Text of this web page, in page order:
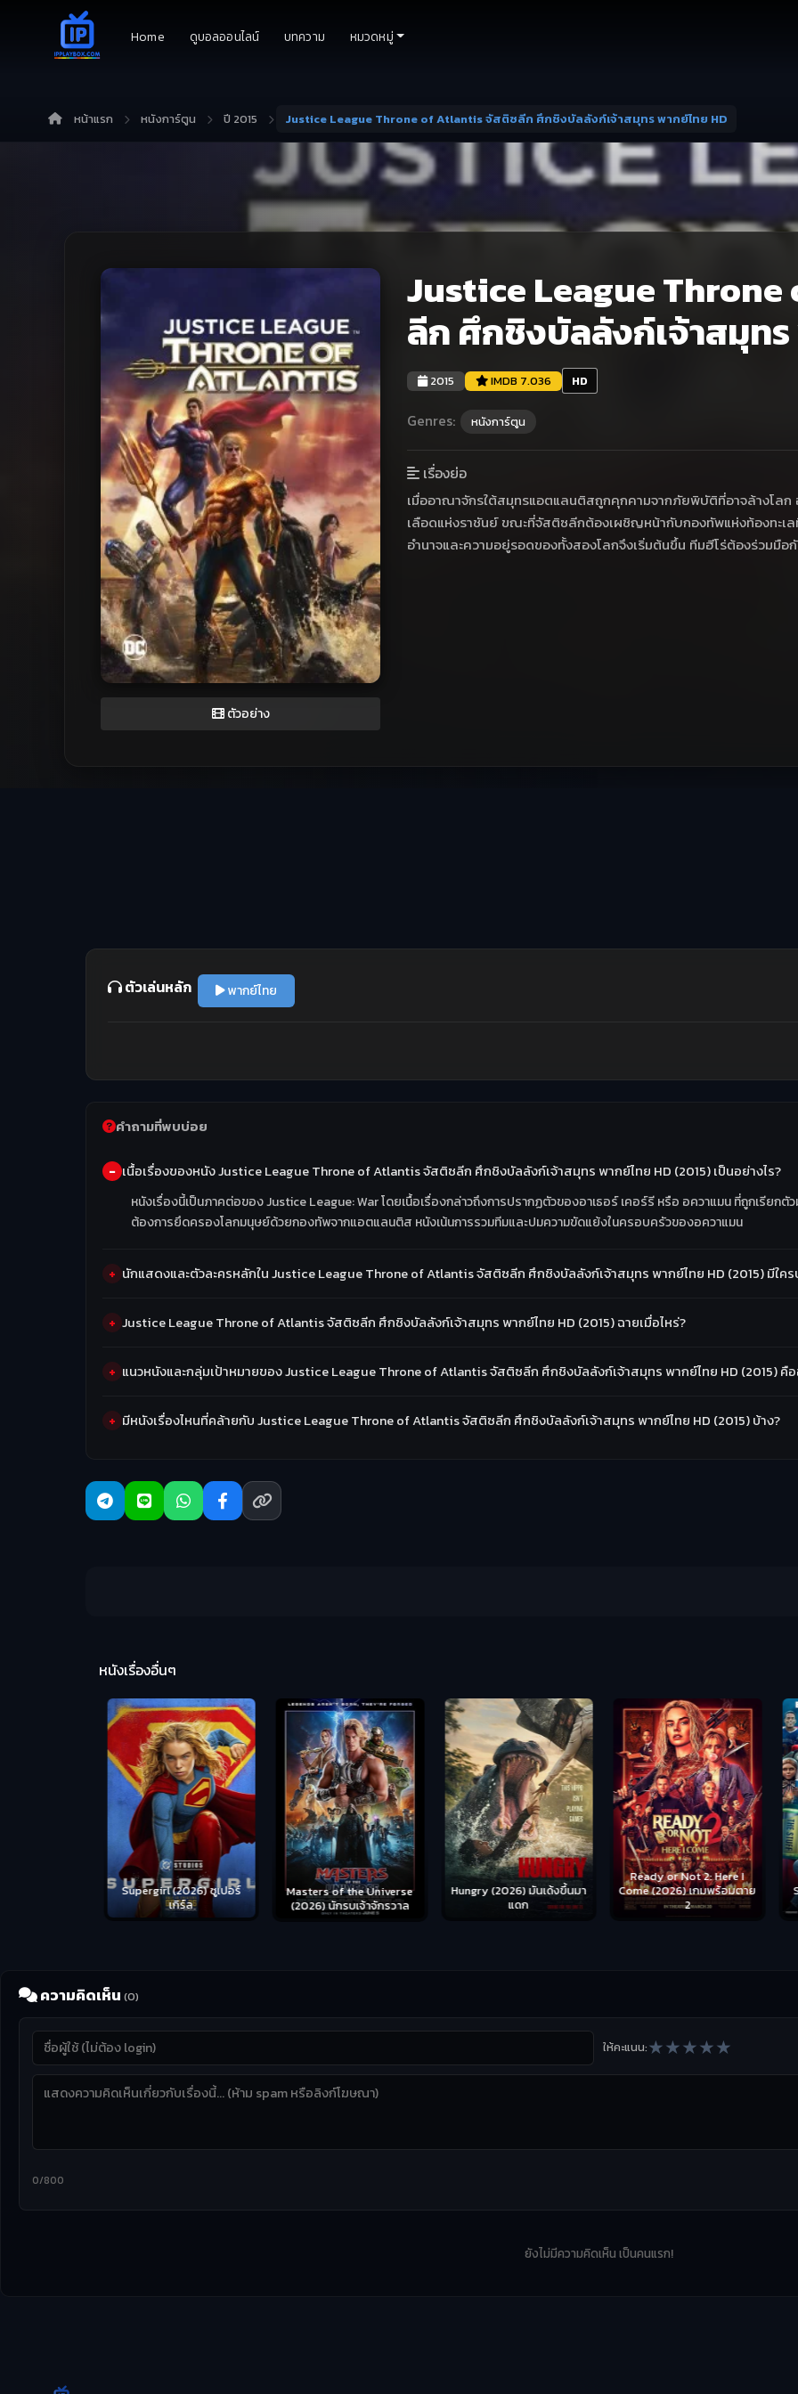
Home ดูบอลออนไลน์ บทความ หมวดหมู่
หน้าแรก หนังการ์ตูน ปี 2015 Justice League Throne of Atlantis จัสติซลีก ศึกชิงบัลลังก์เจ้าสมุทร พากย์ไทย HD
ตัวอย่าง
Justice League
ลีก ศึกชิงบัลลังก์เจ้าสมุทร
2015 IMDB 7.036 HD
Genres: หนังการ์ตูน
เรื่องย่อ
เมื่ออาณาจักรใต้สมุทรแอตแลนติสถูกคุกคามจากภัยพิบัติที่อาจล้างโล
เลือดแห่งราชันย์ ขณะที่จัสติซลีกต้องเผชิญหน้ากับกองทัพแห่งท้องทะเ
อำนาจและความอยู่รอดของทั้งสองโลกจึงเริ่มต้นขึ้น ทีมฮีโร่ต้องร่วมมื
ตัวเล่นหลัก พากย์ไทย
คำถามที่พบบ่อย
เนื้อเรื่องของหนัง Justice League Throne of Atlantis จัสติซลีก ศึกชิงบัลลังก์เจ้าสมุทร พากย์ไทย HD (2015) เป็นอย่างไร?
หนังเรื่องนี้เป็นภาคต่อของ Justice League: War โดยเนื้อเรื่องกล่าวถึงการปรากฏตัวของอาเธอร์ เคอร์รี หรือ อควาแมน ที่ถูกเรีย
ต้องการยึดครองโลกมนุษย์ด้วยกองทัพจากแอตแลนติส หนังเน้นการรวมทีมและปมความขัดแย้งในครอบครัวของอควาแมน
นักแสดงและตัวละครหลักใน Justice League Throne of Atlantis จัสติซลีก ศึกชิงบัลลังก์เจ้าสมุทร พากย์ไทย HD (2015) มีใคร
Justice League Throne of Atlantis จัสติซลีก ศึกชิงบัลลังก์เจ้าสมุทร พากย์ไทย HD (2015) ฉายเมื่อไหร่?
แนวหนังและกลุ่มเป้าหมายของ Justice League Throne of Atlantis จัสติซลีก ศึกชิงบัลลังก์เจ้าสมุทร พากย์ไทย HD (2015) คือ
มีหนังเรื่องไหนที่คล้ายกับ Justice League Throne of Atlantis จัสติซลีก ศึกชิงบัลลังก์เจ้าสมุทร พากย์ไทย HD (2015) บ้าง?
หนังเรื่องอื่นๆ
Supergirl (2026) ซูเปอร์
เกิร์ล
Masters of the Universe
(2026) นักรบเจ้าจักรวาล
Hungry (2026) มันเด้งขึ้นมา
แดก
Ready or Not 2: Here I
Come (2026) เกมพร้อมตาย
2
ความคิดเห็น (0)
ให้คะแนน:★★★★★
0/800
ยังไม่มีความคิดเห็น เป็นคนแรก!